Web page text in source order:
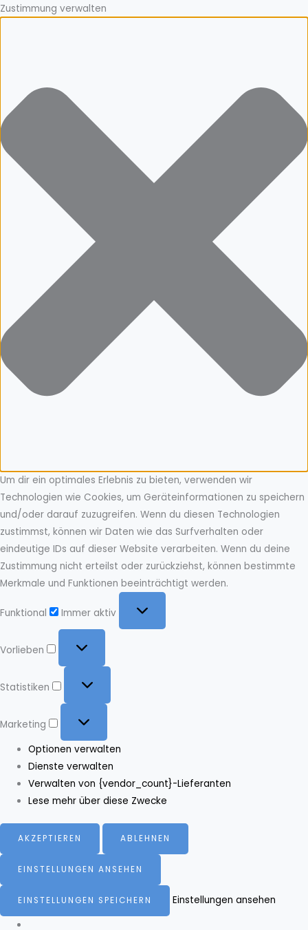
Zustimmung verwalten
Um dir ein optimales Erlebnis zu bieten, verwenden wir
Technologien wie Cookies, um Geräteinformationen zu speichern
und/oder darauf zuzugreifen. Wenn du diesen Technologien
zustimmst, können wir Daten wie das Surfverhalten oder
eindeutige IDs auf dieser Website verarbeiten. Wenn du deine
Zustimmung nicht erteilst oder zurückziehst, können bestimmte
Merkmale und Funktionen beeinträchtigt werden.
Funktional
Immer aktiv
Vorlieben
Statistiken
Marketing
Optionen verwalten
Dienste verwalten
Verwalten von {vendor_count}-Lieferanten
Lese mehr über diese Zwecke
AKZEPTIEREN ABLEHNEN
EINSTELLUNGEN ANSEHEN
EINSTELLUNGEN SPEICHERN Einstellungen ansehen